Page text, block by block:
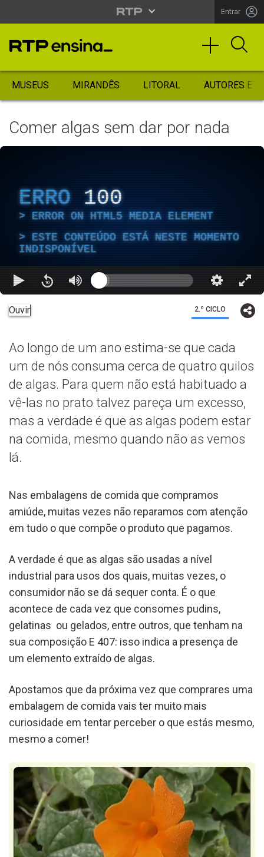
Entrar
MUSEUS MIRANDÊS LITORAL AUTORES
Comer algas sem dar por nada
ERRO 100
ERROR ON HTML5 MEDIA ELEMENT
ESTE CONTEÚDO ESTÁ NESTE MOMENTO
INDISPONÍVEL
Ouvir 2.º CICLO
Ao longo de um ano estima-se que cada
um de nós consuma cerca de quatro quilos
de algas. Para quem não está habituado a
vê-las no prato talvez pareça um excesso,
mas a verdade é que as algas podem estar
na comida, mesmo quando não as vemos
lá.
Nas embalagens de comida que compramos
amiúde, muitas vezes não reparamos com atenção
em tudo o que compõe o produto que pagamos.
A verdade é que as algas são usadas a nível
industrial para usos dos quais, muitas vezes, o
consumidor não se dá sequer conta. É o que
acontece de cada vez que consomes pudins,
gelatinas ou gelados, entre outros, que tenham na
sua composição E 407: isso indica a presença de
um elemento extraído de algas.
Apostamos que da próxima vez que comprares uma
embalagem de comida vais ter muito mais
curiosidade em tentar perceber o que estás mesmo,
mesmo a comer!